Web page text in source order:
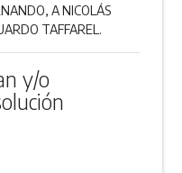
A NICOLÁS
TAFFAREL.
y/o